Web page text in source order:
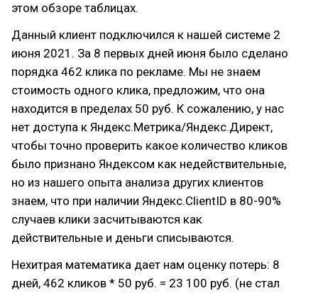
этом обзоре таблицах.
Данный клиент подключился к нашей системе 2
июня 2021. За 8 первых дней июня было сделано
порядка 462 клика по рекламе. Мы не знаем
стоимость одного клика, предложим, что она
находится в пределах 50 руб. К сожалению, у нас
нет доступа к Яндекс.Метрика/Яндекс.Директ,
чтобы точно проверить какое количество кликов
было признано Яндексом как недействительные,
но из нашего опыта анализа других клиентов
знаем, что при наличии Яндекс.ClientID в 80-90%
случаев клики засчитываются как
действительные и деньги списываются.
Нехитрая математика дает нам оценку потерь: 8
дней, 462 кликов * 50 руб. = 23 100 руб. (не стал